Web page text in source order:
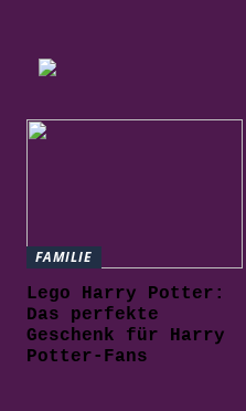
FAMILIE
Lego Harry Potter:
Das perfekte
Geschenk für Harry
Potter-Fans